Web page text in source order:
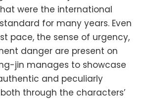
were the international
for many years. Even
pace, the sense of urgency,
danger are present on
jin manages to showcase
and peculiarly
both through the characters’